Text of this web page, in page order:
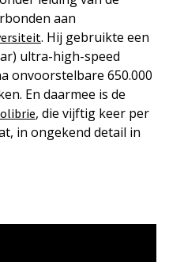
aan
. Hij gebruikte een
ultra-high-speed
onvoorstelbare 650.000
En daarmee is de
, die vijftig keer per
in ongekend detail in